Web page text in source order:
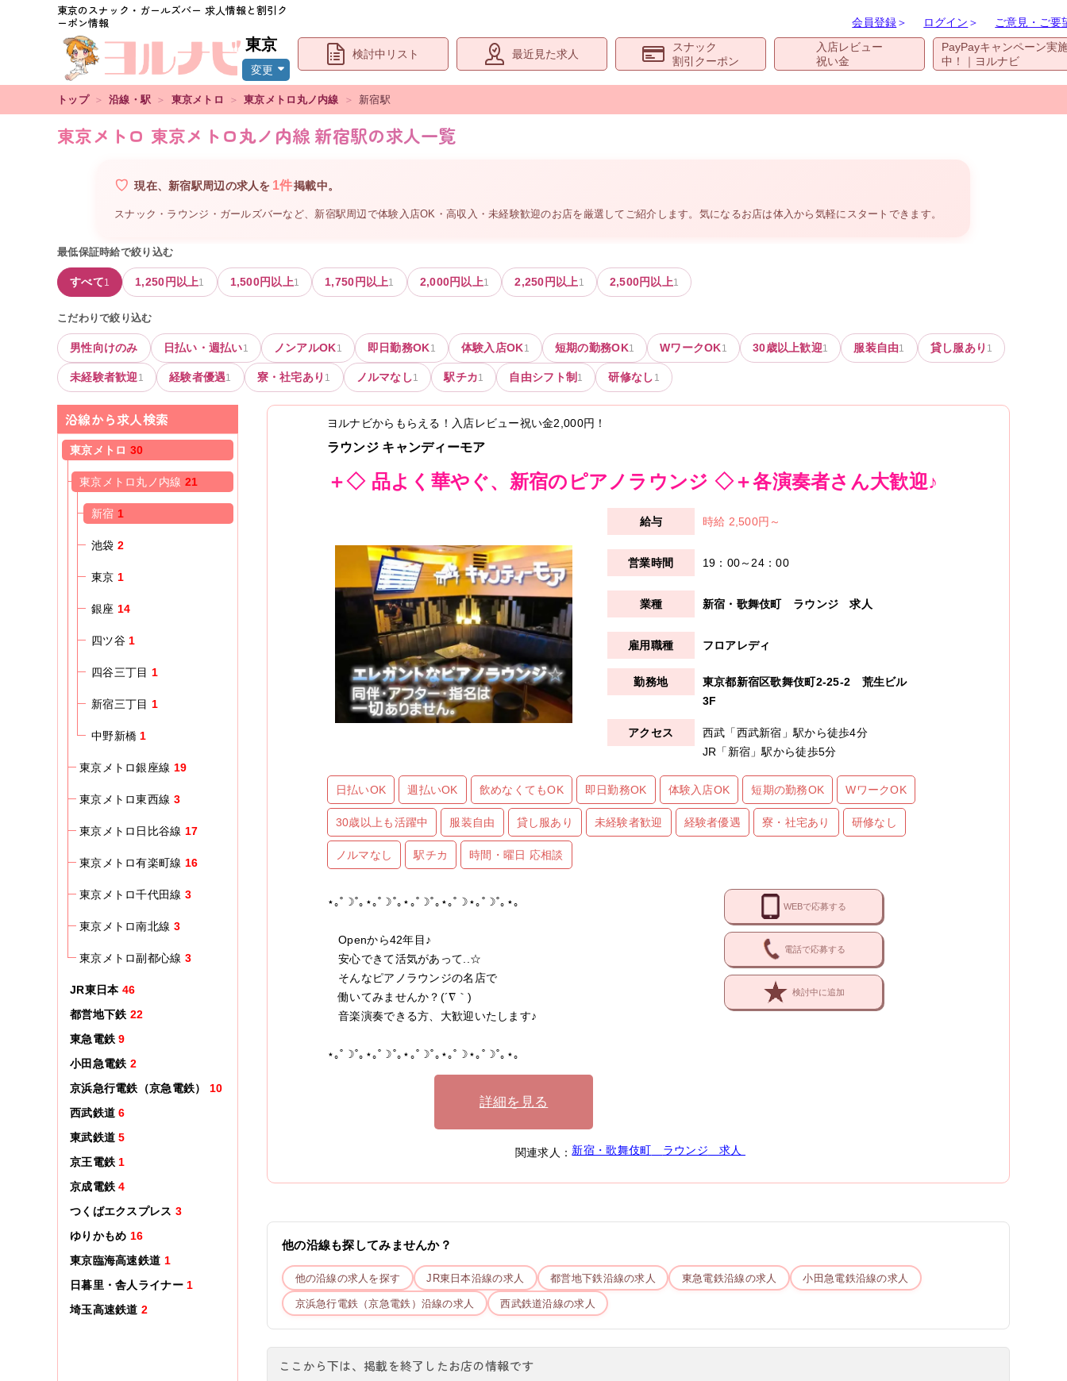
東京のスナック・ガールズバー 求人情報と割引ク
ーポン情報
東京
変更
会員登録＞ ログイン ＞ ご意見・ご要
検討中リスト 最近見た求人
スナック
割引クーポン
入店レビュー
祝い金
PayPayキャンペーン実
中！｜ヨルナビ
トップ ＞ 沿線・駅 ＞ 東京メトロ ＞ 東京メトロ丸ノ内線 ＞ 新宿駅
東京メトロ 東京メトロ丸ノ内線 新宿駅の求人一覧
現在、 新宿駅周辺の求人を 1件掲載中。
スナック・ラウンジ・ガールズバーなど、 新宿駅周辺で体験入店OK・高収入・未経験歓迎のお店を厳選してご紹介します。気になるお店は体入から気軽にスタートできます。
最低保証時給で絞り込む
すべて1 1,250 円以上1 1,500円以上1 1,750 円以上1 2,000円以上1 2,250 円以上 1 2,500円以上1
こだわりで絞り込む
男性向けのみ 日払い・週払い1 ノンアルOK1 即日勤務OK1 体験入店OK1 短期の勤務OK1 WワークOK1 30歳以上歓迎1 服装自由1 貸し服あり 1
未経験者歓迎 1 経験者優遇1 寮・社宅あり 1 ノルマなし1 駅チカ1 自由シフト制 1 研修なし 1
沿線から求人検索
東京メトロ 30
東京メトロ丸ノ内線 21
新宿 1
池袋 2
東京 1
銀座 14
四ツ谷 1
四谷三丁目 1
新宿三丁目 1
中野新橋 1
東京メトロ銀座線 19
東京メトロ東西線 3
東京メトロ日比谷線 17
東京メトロ有楽町線 16
東京メトロ千代田線 3
東京メトロ南北線 3
東京メトロ副都心線 3
JR東日本 46
都営地下鉄 22
東急電鉄 9
小田急電鉄 2
京浜急行電鉄（京急電鉄）
10
西武鉄道 6
東武鉄道 5
京王電鉄 1
京成電鉄 4
つくばエクスプレス 3
ゆりかもめ 16
東京臨海高速鉄道 1
日暮里・舎人ライナー 1
埼玉高速鉄道 2
ヨルナビからもらえる！入店レビュー祝い金2,000円 ！
ラウンジ キャンディーモア
＋◇ 品よく華やぐ、新宿のピアノラウンジ ◇＋各演奏者さん大歓迎♪
時給 2,500円～
19：00～24：00
新宿・歌舞伎町 ラウンジ 求人
フロアレディ
東京都新宿区歌舞伎町2-25-2 荒生ビル
3F
西武「西武新宿」駅から徒歩4分
JR「新宿」駅から徒歩5分
日払いOK 週払いOK 飲めなくてもOK 即日勤務OK 体験入店OK 短期の勤務OK WワークOK
30歳以上も活躍中 服装自由 貸し服あり 未経験者歓迎 経験者優遇 寮・社宅あり 研修なし
ノルマなし 駅チカ 時間・曜日 応相談
⋆｡˚☽˚｡⋆｡˚☽˚｡⋆｡˚☽˚｡⋆｡˚☽⋆｡˚☽˚｡⋆｡
Openから42年目♪
安心できて活気があって..☆
そんなピアノラウンジの名店で
働いてみませんか？(´∇｀)
音楽演奏できる方、大歓迎いたします♪
⋆｡˚☽˚｡⋆｡˚☽˚｡⋆｡˚☽˚｡⋆｡˚☽⋆｡˚☽˚｡⋆｡
詳細を見る
WEBで応募する
電話で応募する
検討中に追加
関連求人：新宿・歌舞伎町 ラウンジ 求人
他の沿線も探してみませんか？
他の沿線の求人を探す JR東日本沿線の求人 都営地下鉄沿線の求人 東急電鉄沿線の求人 小田急電鉄沿線の求人
京浜急行電鉄（京急電鉄） 沿線の求人 西武鉄道沿線の求人
ここから下は、掲載を終了したお店の情報です